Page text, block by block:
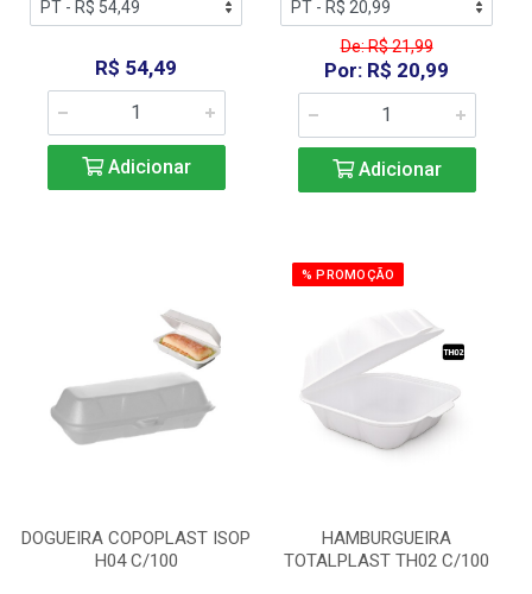
R$ 54,49
Adicionar
De: R$ 21,99
Por: R$ 20,99
Adicionar
DOGUEIRA COPOPLAST ISOP
H04 C/100
% PROMOÇÃO
HAMBURGUEIRA
TOTALPLAST TH02 C/100